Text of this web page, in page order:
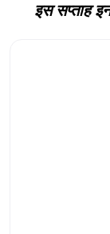
इस सप्ताह